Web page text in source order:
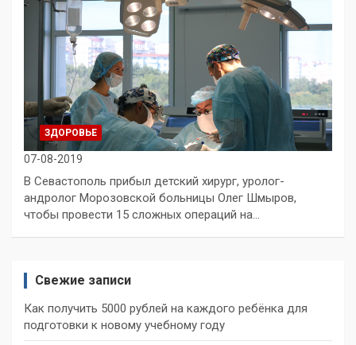
ЗДОРОВЬЕ
07-08-2019
В Севастополь прибыл детский хирург, уролог-
андролог Морозовской больницы Олег Шмыров,
чтобы провести 15 сложных операций на…
Свежие записи
Как получить 5000 рублей на каждого ребёнка для
подготовки к новому учебному году